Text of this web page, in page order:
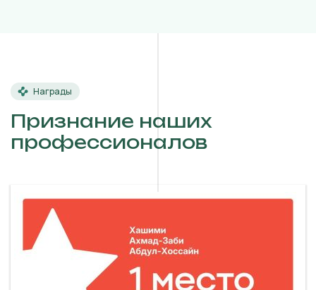
Награды
Признание наших
профессионалов